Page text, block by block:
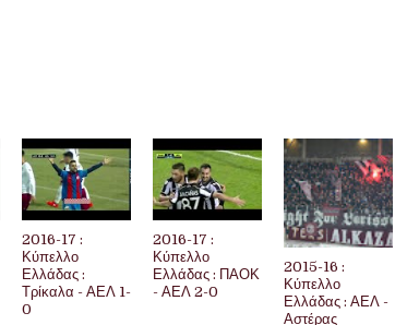
2016-17 :
Κύπελλο
Ελλάδας :
Τρίκαλα - ΑΕΛ 1-
0
2016-17 :
Κύπελλο
Ελλάδας : ΠΑΟΚ
- ΑΕΛ 2-0
2015-16 :
Κύπελλο
Ελλάδας : ΑΕΛ -
Αστέρας